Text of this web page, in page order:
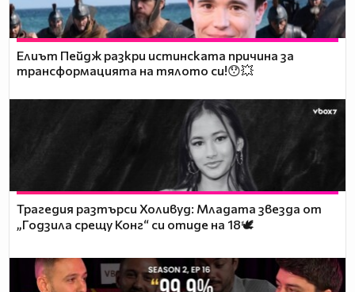
Елиът Пейдж разкри истинската причина за
трансформацията на тялото си!😯💥
Трагедия разтърси Холивуд: Младата звезда от
„Годзила срещу Конг“ си отиде на 18🕊️